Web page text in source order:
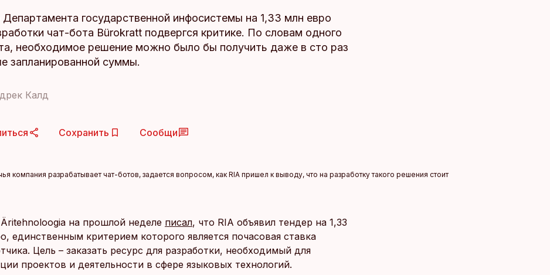
Департамента государственной инфосистемы на 1,33 млн евро
чат-бота Bürokratt подвергся критике. По словам одного
необходимое решение можно было бы получить даже в сто раз
запланированной суммы.
Калд
Сохранить Сообщи
компания разрабатывает чат-ботов, задается вопросом, как RIA пришел к выводу, что на разработку такого решения стоит
на прошлой неделе писал, что RIA объявил тендер на 1,33
единственным критерием которого является почасовая ставка
Цель – заказать ресурс для разработки, необходимый для
проектов и деятельности в сфере языковых технологий.